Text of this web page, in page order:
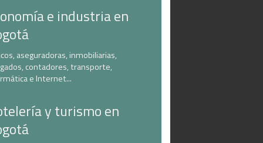
e industria en
aseguradoras, inmobiliarias,
contadores, transporte,
e Internet...
y turismo en